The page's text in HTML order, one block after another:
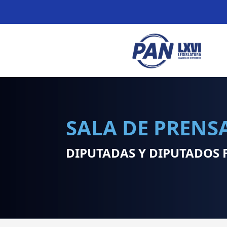
SALA DE
DIPUTADAS Y DIPUTADOS